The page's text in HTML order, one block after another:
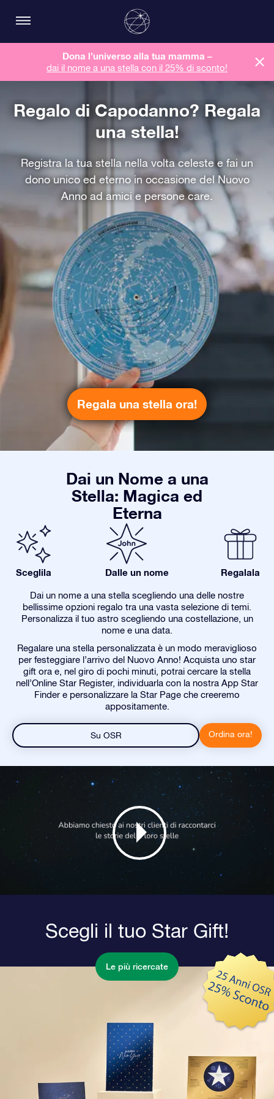
Dona l’universo alla tua mamma –
dai il nome a una stella con il 25% di sconto!
Regalo di Capodanno? Regala
una stella!
Registra la tua stella nella volta celeste e fai un
dono unico ed eterno in occasione del Nuovo
Anno ad amici e persone care.
Regala una stella ora!
Dai un Nome a una
Stella: Magica ed
Eterna
Sceglila Dalle un nome Regalala
Dai un nome a una stella scegliendo una delle nostre
bellissime opzioni regalo tra una vasta selezione di temi.
Personalizza il tuo astro scegliendo una costellazione, un
nome e una data.
Regalare una stella personalizzata è un modo meraviglioso
per festeggiare l’arrivo del Nuovo Anno! Acquista uno star
gift ora e, nel giro di pochi minuti, potrai cercare la stella
nell’Online Star Register, individuarla con la nostra App Star
Finder e personalizzare la Star Page che creeremo
appositamente.
Su OSR Ordina ora!
Scegli il tuo Star Gift!
Le più ricercate